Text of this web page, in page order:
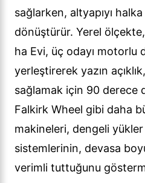
sağlarken, altyapıyı
dönüştürür. Yerel
ha Evi, üç odayı motorlu
yerleştirerek yazın
sağlamak için 90 derece
Falkirk Wheel gibi daha
makineleri, dengeli
sistemlerinin, devasa
verimli tuttuğunu